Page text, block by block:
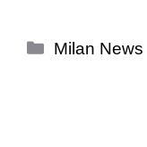
Categorie
Milan News